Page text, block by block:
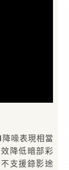
噪表現相當
降低暗部彩
支援錄影途